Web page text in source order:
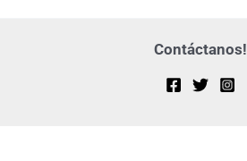
Contáctanos!